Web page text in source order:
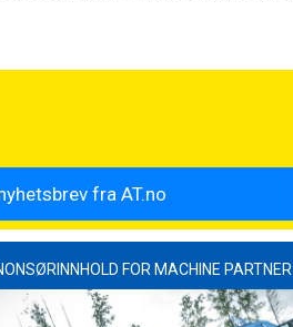
FOR MACHINE PARTNER